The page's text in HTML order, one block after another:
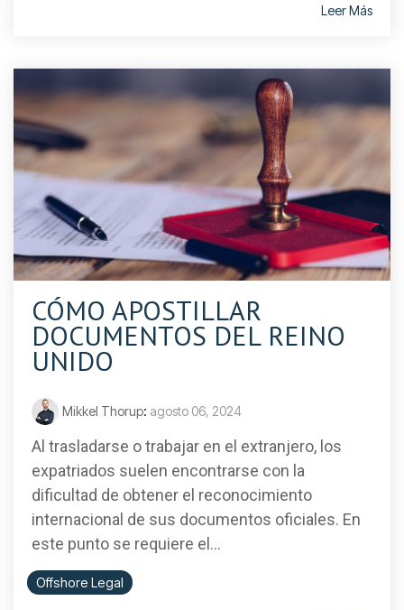
Leer Más
CÓMO APOSTILLAR
DOCUMENTOS DEL REINO
UNIDO
Mikkel Thorup: agosto 06, 2024
Al trasladarse o trabajar en el extranjero, los
expatriados suelen encontrarse con la
dificultad de obtener el reconocimiento
internacional de sus documentos oficiales. En
este punto se requiere el...
Offshore Legal